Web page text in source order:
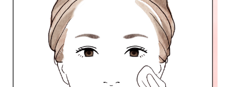
ログアウトしますか？